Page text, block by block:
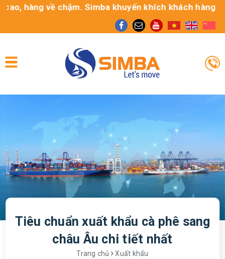
về chậm. Simba khuyến khích khách hàng sử
Tiêu chuẩn xuất khẩu cà phê sang
châu Âu chi tiết nhất
Trang chủ Xuất khẩu